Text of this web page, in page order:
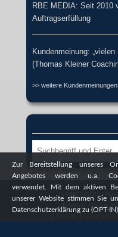
RBE MEDIA: Seit 2010
Auftragserfüllung
Kundenmeinung:
(Thomas Kleiner
>> weitere Kundenmeinungen
© RBE MEDIA /
Edingen-
Zur Bereitstellung unseres
Angebotes werden u.a.
verwendet. Mit dem aktiven
unserer Website stimmen Sie
Datenschutzerklärung zu (OPT-IN).